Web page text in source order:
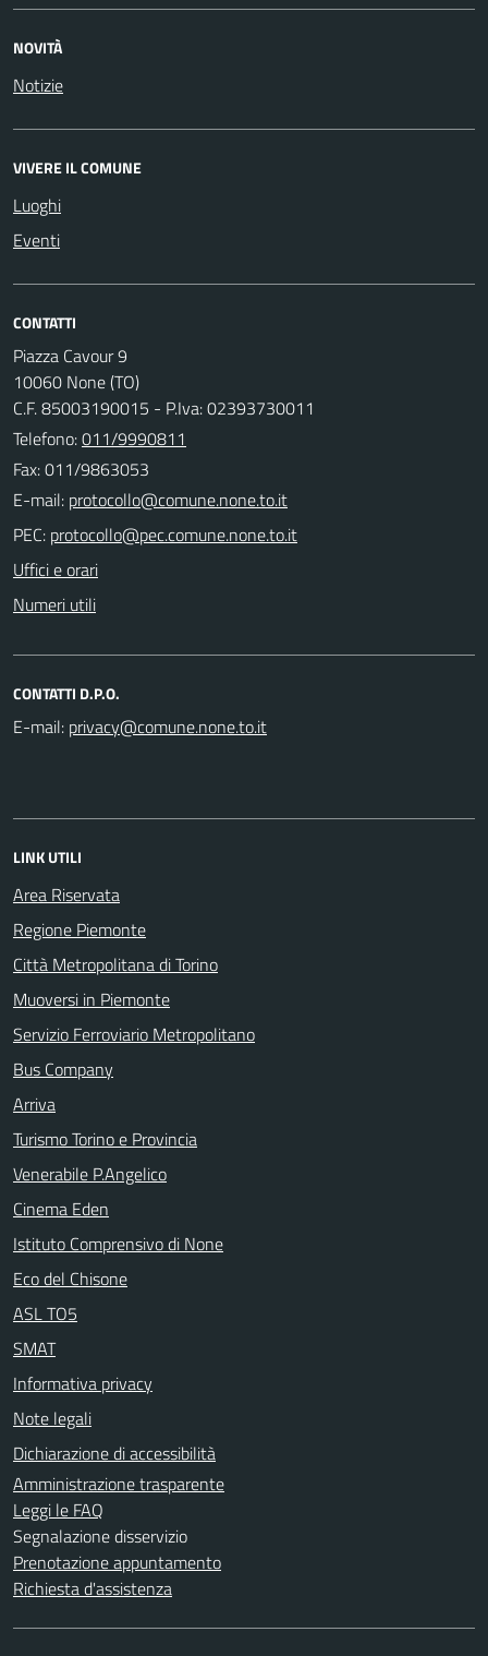
NOVITÀ
Notizie
VIVERE IL COMUNE
Luoghi
Eventi
CONTATTI
Piazza Cavour 9
10060 None (TO)
C.F. 85003190015 - P.Iva: 02393730011
Telefono:011/9990811
Fax: 011/9863053
E-mail:
PEC:
Uffici e orari
Numeri utili
CONTATTI D.P.O.
E-mail:
LINK UTILI
Area Riservata
Regione Piemonte
Città Metropolitana di Torino
Muoversi in Piemonte
Servizio Ferroviario Metropolitano
Bus Company
Arriva
Turismo Torino e Provincia
Venerabile P.Angelico
Cinema Eden
Istituto Comprensivo di None
Eco del Chisone
ASL TO5
SMAT
Informativa privacy
Note legali
Dichiarazione di accessibilità
Amministrazione trasparente
Leggi le FAQ
Segnalazione disservizio
Prenotazione appuntamento
Richiesta d'assistenza